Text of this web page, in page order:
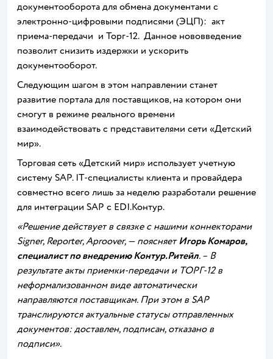
документооборота для обмена документами с
электронно-цифровыми подписями (ЭЦП): акт
приема-передачи и Торг-12. Данное нововведение
позволит снизить издержки и ускорить
документооборот.
Следующим шагом в этом направлении станет
развитие портала для поставщиков, на котором они
смогут в режиме реального времени
взаимодействовать с представителями сети «Детский
мир».
Торговая сеть «Детский мир» использует учетную
систему SAP. IT-специалисты клиента и провайдера
совместно всего лишь за неделю разработали решение
для интеграции SAP с EDI.Контур.
«Решение действует в связке с нашими коннекторами
Signer, Reporter, Aproover, — поясняетИгорь Комаров,
специалист по внедрению Контур.Ритейл. – В
результате акты приемки-передачи и ТОРГ-12 в
неформализованном виде автоматически
направляются поставщикам. При этом в SAP
транслируются актуальные статусы отправленных
документов: доставлен, подписан, отказано в
подписи».